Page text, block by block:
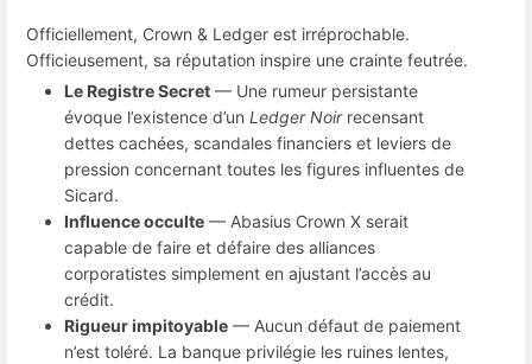
Officiellement, Crown & Ledger est irréprochable.
Officieusement, sa réputation inspire une crainte feutrée.
Le Registre Secret — Une rumeur persistante
évoque l’existence d’un Ledger Noirrecensant
dettes cachées, scandales financiers et leviers de
pression concernant toutes les figures influentes de
Sicard.
Influence occulte — Abasius Crown X serait
capable de faire et défaire des alliances
corporatistes simplement en ajustant l’accès au
crédit.
Rigueur impitoyable — Aucun défaut de paiement
n’est toléré. La banque privilégie les ruines lentes,